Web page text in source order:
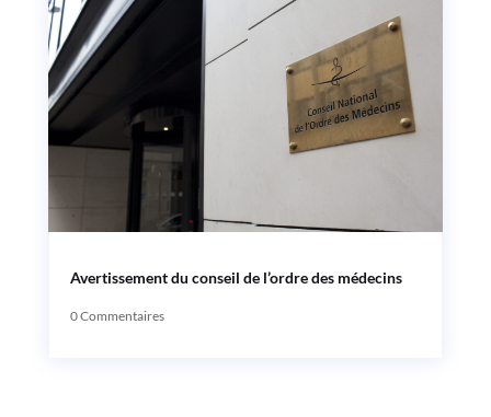
Avertissement du conseil de l’ordre des médecins
0 Commentaires